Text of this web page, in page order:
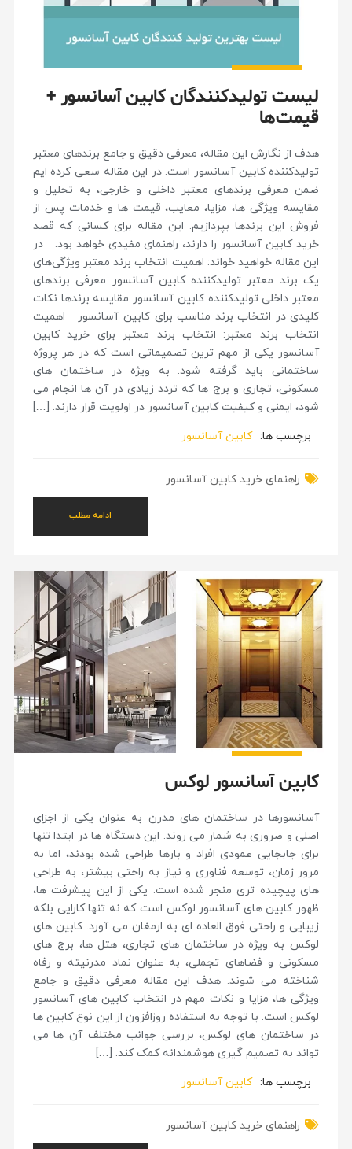
لیست تولیدکنندگان کابین آسانسور +
قیمت‌ها
هدف از نگارش این مقاله، معرفی دقیق و جامع برندهای معتبر
تولیدکننده کابین آسانسور است. در این مقاله سعی کرده ایم
ضمن معرفی برندهای معتبر داخلی و خارجی، به تحلیل و
مقایسه ویژگی ها، مزایا، معایب، قیمت ها و خدمات پس از
فروش این برندها بپردازیم. این مقاله برای کسانی که قصد
خرید کابین آسانسور را دارند، راهنمای مفیدی خواهد بود. در
این مقاله خواهید خواند: اهمیت انتخاب برند معتبر ویژگی‌های
یک برند معتبر تولیدکننده کابین آسانسور معرفی برندهای
معتبر داخلی تولیدکننده کابین آسانسور مقایسه برندها نکات
کلیدی در انتخاب برند مناسب برای کابین آسانسور اهمیت
انتخاب برند معتبر: انتخاب برند معتبر برای خرید کابین
آسانسور یکی از مهم ترین تصمیماتی است که در هر پروژه
ساختمانی باید گرفته شود. به ویژه در ساختمان های
مسکونی، تجاری و برج ها که تردد زیادی در آن ها انجام می
شود، ایمنی و کیفیت کابین آسانسور در اولویت قرار دارند. […]
برچسب ها: کابین آسانسور
راهنمای خرید کابین آسانسور
ادامه مطلب
کابین آسانسور لوکس
آسانسورها در ساختمان های مدرن به عنوان یکی از اجزای
اصلی و ضروری به شمار می روند. این دستگاه ها در ابتدا تنها
برای جابجایی عمودی افراد و بارها طراحی شده بودند، اما به
مرور زمان، توسعه فناوری و نیاز به راحتی بیشتر، به طراحی
های پیچیده تری منجر شده است. یکی از این پیشرفت ها،
ظهور کابین های آسانسور لوکس است که نه تنها کارایی بلکه
زیبایی و راحتی فوق العاده ای به ارمغان می آورد. کابین های
لوکس به ویژه در ساختمان های تجاری، هتل ها، برج های
مسکونی و فضاهای تجملی، به عنوان نماد مدرنیته و رفاه
شناخته می شوند. هدف این مقاله معرفی دقیق و جامع
ویژگی ها، مزایا و نکات مهم در انتخاب کابین های آسانسور
لوکس است. با توجه به استفاده روزافزون از این نوع کابین ها
در ساختمان های لوکس، بررسی جوانب مختلف آن ها می
تواند به تصمیم گیری هوشمندانه کمک کند. […]
برچسب ها: کابین آسانسور
راهنمای خرید کابین آسانسور